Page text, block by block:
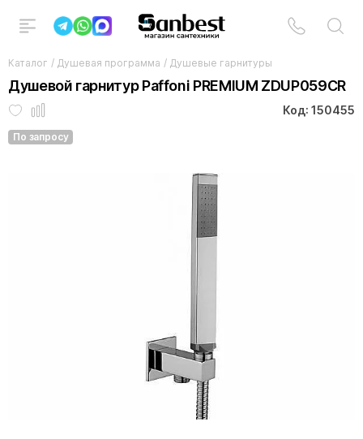
Каталог / Душевая программа / Душевые гарнитуры
Душевой гарнитур Paffoni PREMIUM ZDUP059CR
Код: 150455
По запросу